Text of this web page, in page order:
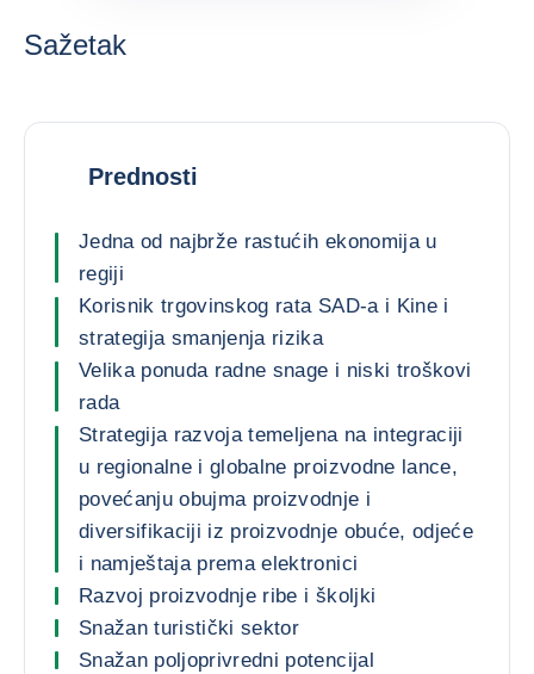
Sažetak
Prednosti
Jedna od najbrže rastućih ekonomija u
regiji
Korisnik trgovinskog rata SAD-a i Kine i
strategija smanjenja rizika
Velika ponuda radne snage i niski troškovi
rada
Strategija razvoja temeljena na integraciji
u regionalne i globalne proizvodne lance,
povećanju obujma proizvodnje i
diversifikaciji iz proizvodnje obuće, odjeće
i namještaja prema elektronici
Razvoj proizvodnje ribe i školjki
Snažan turistički sektor
Snažan poljoprivredni potencijal